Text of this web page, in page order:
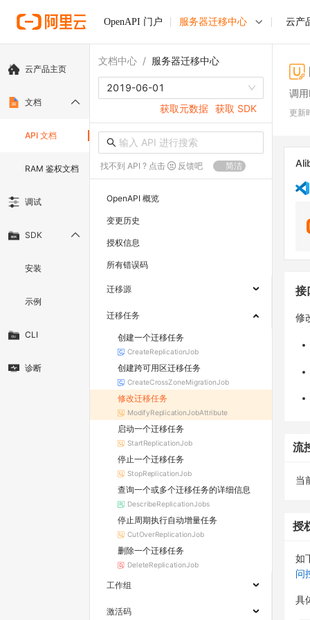
OpenAPI 门户 服务器迁移中心 云产
云产品主页
文档
API 文档
RAM 鉴权文档
调试
SDK
安装
示例
CLI
诊断
文档中心 / 服务器迁移中心
2019-06-01
获取元数据 获取 SDK
找不到 API ? 点击 反馈吧 简洁
OpenAPI 概览
变更历史
授权信息
所有错误码
迁移源
迁移任务
创建一个迁移任务
CreateReplicationJob
创建跨可用区迁移任务
CreateCrossZoneMigrationJob
修改迁移任务
ModifyReplicationJobAttribute
启动一个迁移任务
StartReplicationJob
停止一个迁移任务
StopReplicationJob
查询一个或多个迁移任务的详细信息
DescribeReplicationJobs
停止周期执行自动增量任务
CutOverReplicationJob
删除一个迁移任务
DeleteReplicationJob
工作组
激活码
调
更新
接
修
流
当
授
如
问
具